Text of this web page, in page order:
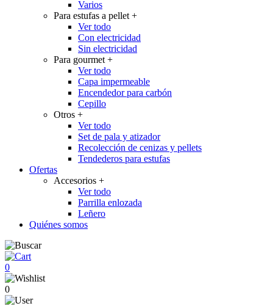
Varios
Para estufas a pellet +
Ver todo
Con electricidad
Sin electricidad
Para gourmet +
Ver todo
Capa impermeable
Encendedor para carbón
Cepillo
Otros +
Ver todo
Set de pala y atizador
Recolección de cenizas y pellets
Tendederos para estufas
Ofertas
Accesorios +
Ver todo
Parrilla enlozada
Leñero
Quiénes somos
0
0